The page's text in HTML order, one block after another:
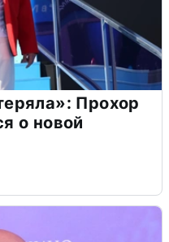
Прохор
о новой